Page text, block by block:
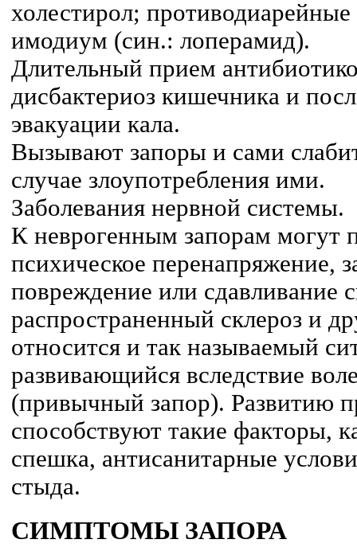
холестирол; противодиарейные
имодиум (син.: лоперамид).
Длительный прием
дисбактериоз кишечника и
эвакуации кала.
Вызывают запоры и сами
случае злоупотребления ими.
Заболевания нервной системы.
К неврогенным запорам могут
психическое перенапряжение,
повреждение или сдавливание
распространенный склероз и
относится и так называемый
развивающийся вследствие
(привычный запор). Развитию
способствуют такие факторы,
спешка, антисанитарные
стыда.
СИМПТОМЫ ЗАПОРА